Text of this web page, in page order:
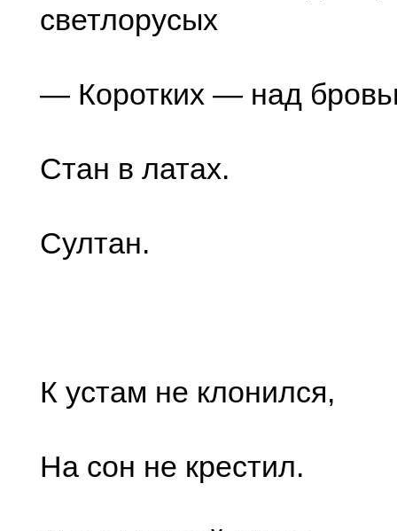
светлорусых
— Коротких — над
Стан в латах.
Султан.
К устам не клонился,
На сон не крестил.